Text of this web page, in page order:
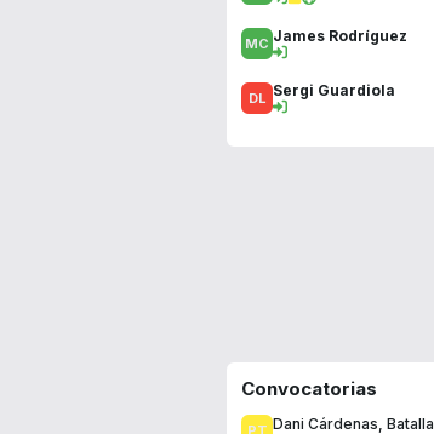
James Rodríguez
Sergi Guardiola
Convocatorias
Dani Cárdenas, Batalla